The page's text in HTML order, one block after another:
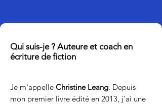
Qui suis-je ? Auteure et coach en
écriture de fiction
Je m'appelle Christine Leang. Depuis
mon premier livre édité en 2013, j'ai une